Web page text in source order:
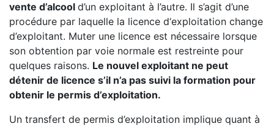
vente d’alcool d’un exploitant à l’autre. Il s’agit d’une
procédure par laquelle la licence d‘exploitation change
d’exploitant. Muter une licence est nécessaire lorsque
son obtention par voie normale est restreinte pour
quelques raisons. Le nouvel exploitant ne peut
détenir de licence s’il n’a pas suivi la formation pour
obtenir le permis d’exploitation.
Un transfert de permis d’exploitation implique quant à